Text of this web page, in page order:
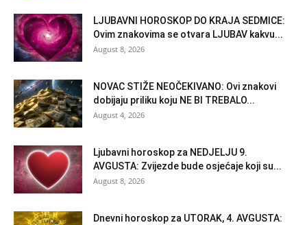
LJUBAVNI HOROSKOP DO KRAJA SEDMICE:
Ovim znakovima se otvara LJUBAV kakvu...
August 8, 2026
NOVAC STIŽE NEOČEKIVANO: Ovi znakovi
dobijaju priliku koju NE BI TREBALO...
August 4, 2026
Ljubavni horoskop za NEDJELJU 9.
AVGUSTA: Zvijezde bude osjećaje koji su...
August 8, 2026
Dnevni horoskop za UTORAK, 4. AVGUSTA: